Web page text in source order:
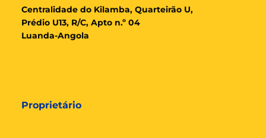
Centralidade do Kilamba, Quarteirão U,
Prédio U13, R/C, Apto n.º 04
Luanda-Angola
Proprietário